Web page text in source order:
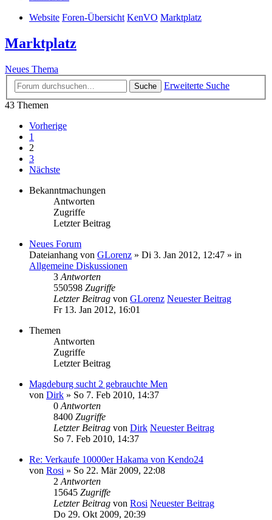
Website Foren-Übersicht KenVO Marktplatz
Marktplatz
Neues Thema
Suche
Erweiterte Suche
43 Themen
Vorherige
1
2
3
Nächste
Bekanntmachungen
Antworten
Zugriffe
Letzter Beitrag
Neues Forum
Dateianhang von GLorenz » Di 3. Jan 2012, 12:47 » in
Allgemeine Diskussionen
3 Antworten
550598 Zugriffe
Letzter Beitrag von GLorenz Neuester Beitrag
Fr 13. Jan 2012, 16:01
Themen
Antworten
Zugriffe
Letzter Beitrag
Magdeburg sucht 2 gebrauchte Men
von Dirk » So 7. Feb 2010, 14:37
0 Antworten
8400 Zugriffe
Letzter Beitrag von Dirk Neuester Beitrag
So 7. Feb 2010, 14:37
Re: Verkaufe 10000er Hakama von Kendo24
von Rosi » So 22. Mär 2009, 22:08
2 Antworten
15645 Zugriffe
Letzter Beitrag von Rosi Neuester Beitrag
Do 29. Okt 2009, 20:39